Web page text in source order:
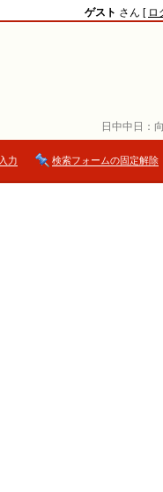
日中中日：
ゲスト さん [ ロ
力 検索フォームの固定解除